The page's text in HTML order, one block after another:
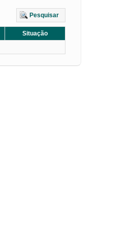
Pesquisar
Situação